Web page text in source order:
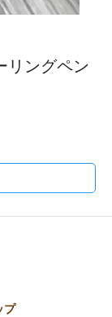
ングペン
プ